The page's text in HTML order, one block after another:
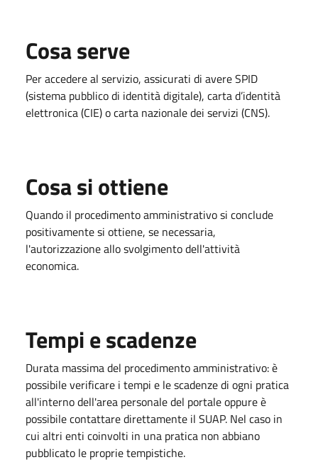
Cosa serve
Per accedere al servizio, assicurati di avere SPID
(sistema pubblico di identità digitale), carta d’identità
elettronica (CIE) o carta nazionale dei servizi (CNS).
Cosa si ottiene
Quando il procedimento amministrativo si conclude
positivamente si ottiene, se necessaria,
l'autorizzazione allo svolgimento dell'attività
economica.
Tempi e scadenze
Durata massima del procedimento amministrativo: è
possibile verificare i tempi e le scadenze di ogni pratica
all'interno dell'area personale del portale oppure è
possibile contattare direttamente il SUAP. Nel caso in
cui altri enti coinvolti in una pratica non abbiano
pubblicato le proprie tempistiche.